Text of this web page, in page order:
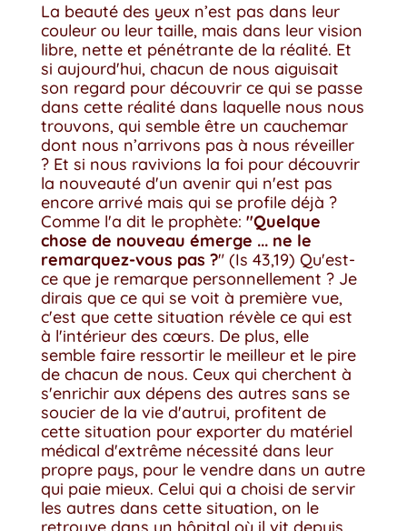
La beauté des yeux n’est pas dans leur
couleur ou leur taille, mais dans leur vision
libre, nette et pénétrante de la réalité. Et
si aujourd'hui, chacun de nous aiguisait
son regard pour découvrir ce qui se passe
dans cette réalité dans laquelle nous nous
trouvons, qui semble être un cauchemar
dont nous n’arrivons pas à nous réveiller
? Et si nous ravivions la foi pour découvrir
la nouveauté d'un avenir qui n'est pas
encore arrivé mais qui se profile déjà ?
Comme l'a dit le prophète: "Quelque
chose de nouveau émerge ... ne le
remarquez-vous pas ?" (Is 43,19) Qu'est-
ce que je remarque personnellement ? Je
dirais que ce qui se voit à première vue,
c'est que cette situation révèle ce qui est
à l'intérieur des cœurs. De plus, elle
semble faire ressortir le meilleur et le pire
de chacun de nous. Ceux qui cherchent à
s'enrichir aux dépens des autres sans se
soucier de la vie d'autrui, profitent de
cette situation pour exporter du matériel
médical d'extrême nécessité dans leur
propre pays, pour le vendre dans un autre
qui paie mieux. Celui qui a choisi de servir
les autres dans cette situation, on le